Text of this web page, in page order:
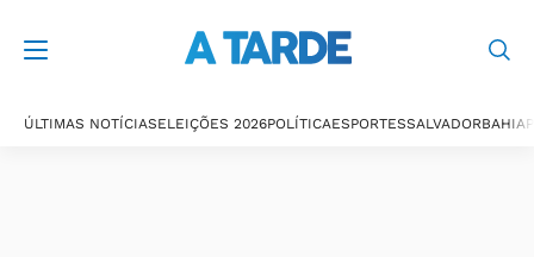
ÚLTIMAS NOTÍCIASELEIÇÕES 2026POLÍTICAESPORTESSALVADORBAHIA